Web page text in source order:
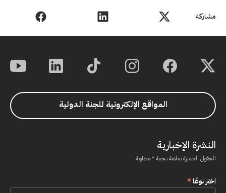
مشاركة
المواقع الإلكترونية للجنة الدولية
النشرة الإخبارية
الحقول المميزة بعلامة نجمة * مطلوبة
اختر نوعًا*